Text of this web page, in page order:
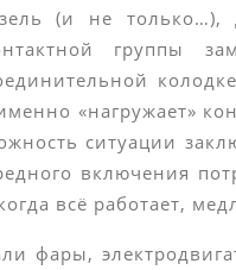
(и не только…),
группы
«нагружает»
ситуации
включения
всё работает,
фары,